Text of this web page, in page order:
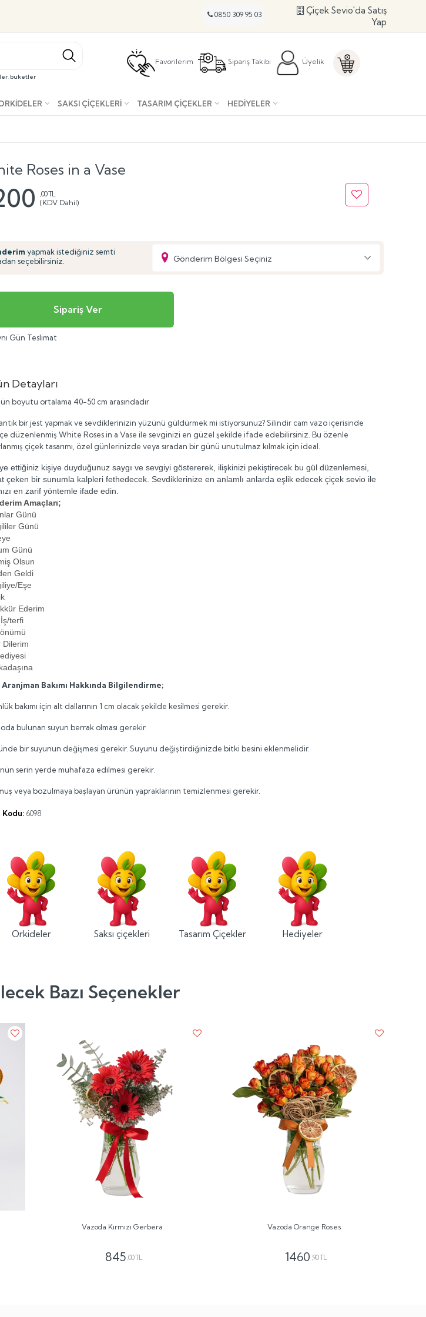
0850 309 95 03
Çiçek Sevio'da Satış
Yap
, buketler
Favorilerim Sipariş Takibi Üyelik
SAKSI ÇIÇEKLERI TASARIM ÇIÇEKLER HEDIYELER
Roses in a Vase
,00 TL
(KDV Dahil)
yapmak istediğiniz semti
seçebilirsiniz.
Gönderim Bölgesi Seçiniz
Gün Teslimat
Detayları
boyutu ortalama 40-50 cm arasındadır
bir jest yapmak ve sevdiklerinizin yüzünü güldürmek mi istiyorsunuz? Silindir cam vazo içerisinde
düzenlenmiş White Roses in a Vase ile sevginizi en güzel şekilde ifade edebilirsiniz. Bu özenle
çiçek tasarımı, özel günlerinizde veya sıradan bir günü unutulmaz kılmak için ideal.
ettiğiniz kişiye duyduğunuz saygı ve sevgiyi göstererek, ilişkinizi pekiştirecek bu gül düzenlemesi,
çeken bir sunumla kalpleri fethedecek. Sevdiklerinize en anlamlı anlarda eşlik edecek çiçek sevio ile
en zarif yöntemle ifade edin.
Amaçları;
Günü
Günü
Günü
Olsun
Geldi
Eşe
Ederim
terfi
Dilerim
Aranjman Bakımı Hakkında Bilgilendirme;
bakımı için alt dallarının 1 cm olacak şekilde kesilmesi gerekir.
bulunan suyun berrak olması gerekir.
bir suyunun değişmesi gerekir. Suyunu değiştirdiğinizde bitki besini eklenmelidir.
serin yerde muhafaza edilmesi gerekir.
veya bozulmaya başlayan ürünün yapraklarının temizlenmesi gerekir.
Kodu: 6098
Orkideler Saksı çiçekleri Tasarım Çiçekler Hediyeler
Bazı Seçenekler
Vazoda Kırmızı Gerbera
845 ,00 TL
Vazoda Orange Roses
1460 ,90 TL